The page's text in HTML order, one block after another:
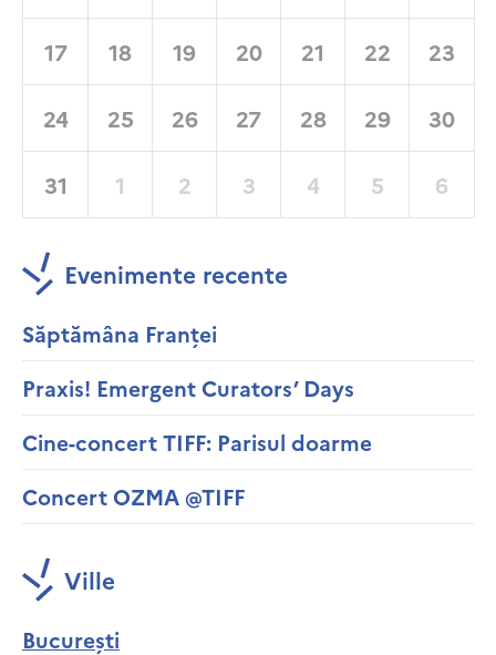
17 18 19 20 21 22 23
24 25 26 27 28 29 30
31 1 2 3 4 5 6
Evenimente recente
Săptămâna Franței
Praxis! Emergent Curators’ Days
Cine-concert TIFF: Parisul doarme
Concert OZMA @TIFF
Ville
București